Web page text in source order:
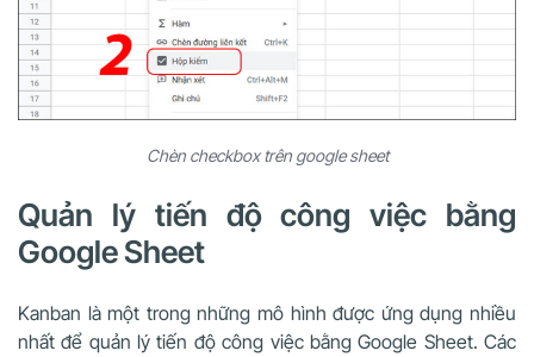
Chèn checkbox trên google sheet
Quản lý tiến độ công việc bằng
Google Sheet
Kanban là một trong những mô hình được ứng dụng nhiều
nhất để quản lý tiến độ công việc bằng Google Sheet. Các